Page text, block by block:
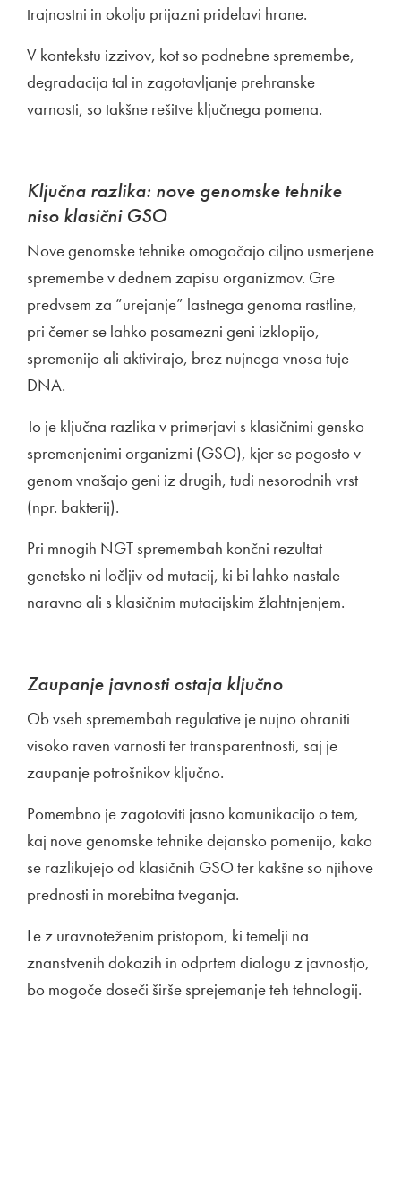
trajnostni in okolju prijazni pridelavi hrane.
V kontekstu izzivov, kot so podnebne spremembe,
degradacija tal in zagotavljanje prehranske
varnosti, so takšne rešitve ključnega pomena.
Ključna razlika: nove genomske tehnike
niso klasični GSO
Nove genomske tehnike omogočajo ciljno usmerjene
spremembe v dednem zapisu organizmov. Gre
predvsem za “urejanje” lastnega genoma rastline,
pri čemer se lahko posamezni geni izklopijo,
spremenijo ali aktivirajo, brez nujnega vnosa tuje
DNA.
To je ključna razlika v primerjavi s klasičnimi gensko
spremenjenimi organizmi (GSO), kjer se pogosto v
genom vnašajo geni iz drugih, tudi nesorodnih vrst
(npr. bakterij).
Pri mnogih NGT spremembah končni rezultat
genetsko ni ločljiv od mutacij, ki bi lahko nastale
naravno ali s klasičnim mutacijskim žlahtnjenjem.
Zaupanje javnosti ostaja ključno
Ob vseh spremembah regulative je nujno ohraniti
visoko raven varnosti ter transparentnosti, saj je
zaupanje potrošnikov ključno.
Pomembno je zagotoviti jasno komunikacijo o tem,
kaj nove genomske tehnike dejansko pomenijo, kako
se razlikujejo od klasičnih GSO ter kakšne so njihove
prednosti in morebitna tveganja.
Le z uravnoteženim pristopom, ki temelji na
znanstvenih dokazih in odprtem dialogu z javnostjo,
bo mogoče doseči širše sprejemanje teh tehnologij.